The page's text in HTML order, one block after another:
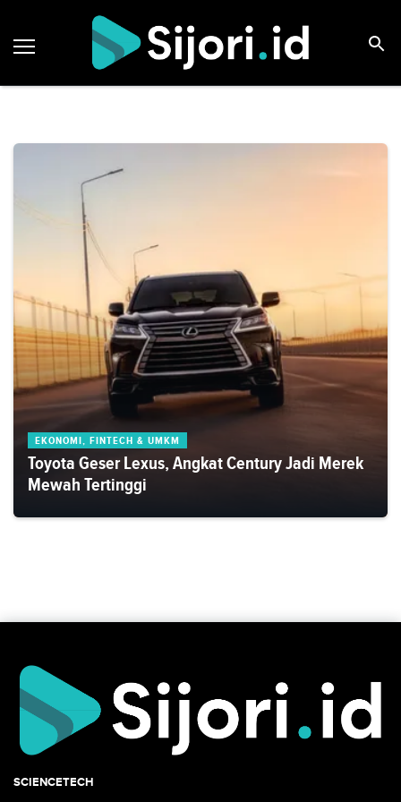
EKONOMI, FINTECH & UMKM
Toyota Geser Lexus, Angkat Century Jadi Merek
Mewah Tertinggi
SCIENCETECH